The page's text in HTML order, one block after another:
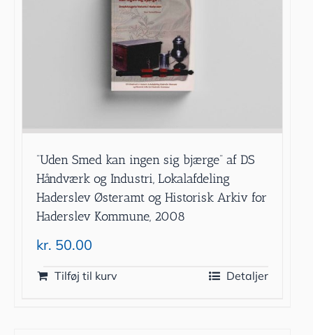
”Uden Smed kan ingen sig bjærge” af DS
Håndværk og Industri, Lokalafdeling
Haderslev Østeramt og Historisk Arkiv for
Haderslev Kommune, 2008
kr. 50.00
Tilføj til kurv Detaljer